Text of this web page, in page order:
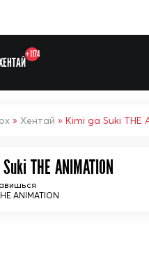
+1174
» Хентай » Kimi ga Suki THE
THE ANIMATION
ANIMATION